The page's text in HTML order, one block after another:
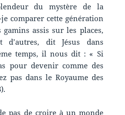
du mystère de la
comparer cette génération
gamins assis sur les places,
dit Jésus dans
temps, il nous dit : « Si
pour devenir comme des
pas dans le Royaume des
pas de croire à un monde